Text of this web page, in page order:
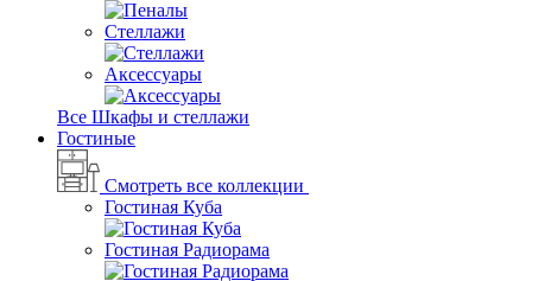
Стеллажи
Аксессуары
Все Шкафы и стеллажи
Гостиные
Смотреть все коллекции
Гостиная Куба
Гостиная Радиорама